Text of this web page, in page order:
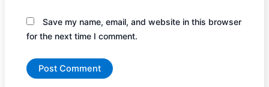
Save my name, email, and website in this browser
for the next time I comment.